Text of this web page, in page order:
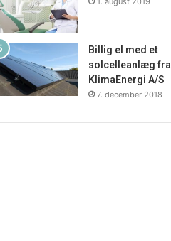
Billig el med et
solcelleanlæg fra
KlimaEnergi A/S
7. december 2018